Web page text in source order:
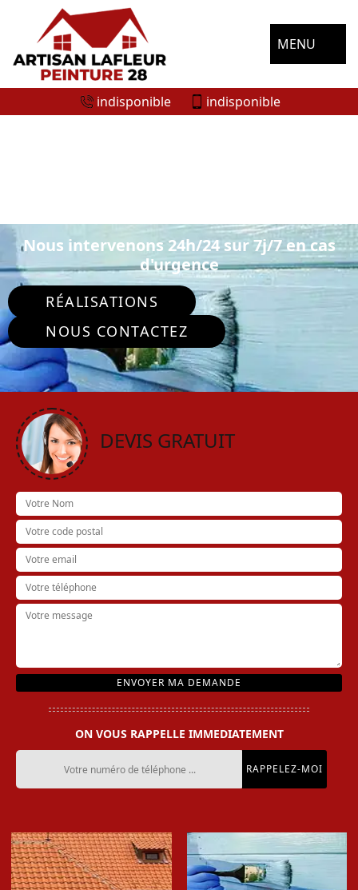
MENU
indisponible indisponible
Nous intervenons 24h/24 sur 7j/7 en cas
d'urgence
RÉALISATIONS
NOUS CONTACTEZ
DEVIS GRATUIT
ON VOUS RAPPELLE IMMEDIATEMENT